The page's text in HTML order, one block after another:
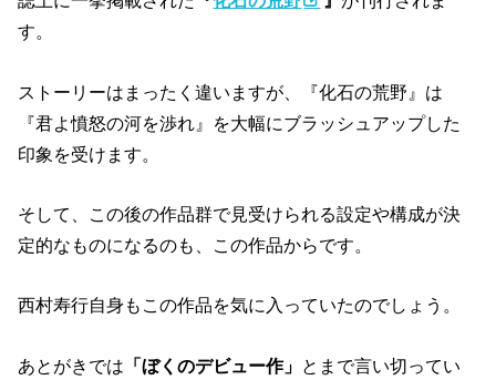
す。
ストーリーはまったく違いますが、『化石の荒野』は
『君よ憤怒の河を渉れ』を大幅にブラッシュアップした
印象を受けます。
そして、この後の作品群で見受けられる設定や構成が決
定的なものになるのも、この作品からです。
西村寿行自身もこの作品を気に入っていたのでしょう。
あとがきでは 「ぼくのデビュー作」 とまで言い切ってい